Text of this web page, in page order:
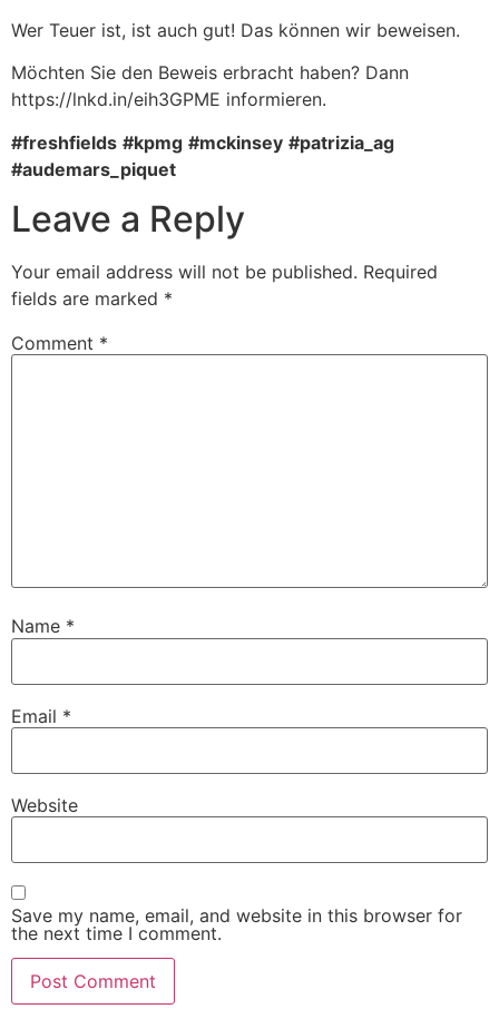
Wer Teuer ist, ist auch gut! Das können wir beweisen.
Möchten Sie den Beweis erbracht haben? Dann
https://lnkd.in/eih3GPME informieren.
#freshfields #kpmg #mckinsey #patrizia_ag
#audemars_piquet
Leave a Reply
Your email address will not be published. Required
fields are marked *
Comment *
Name *
Email *
Website
Save my name, email, and website in this browser for
the next time I comment.